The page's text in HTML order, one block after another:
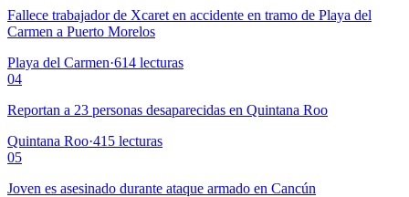
Fallece trabajador de Xcaret en accidente en tramo de Playa del
Carmen a Puerto Morelos
Playa del Carmen·614 lecturas
04
Reportan a 23 personas desaparecidas en Quintana Roo
Quintana Roo·415 lecturas
05
Joven es asesinado durante ataque armado en Cancún